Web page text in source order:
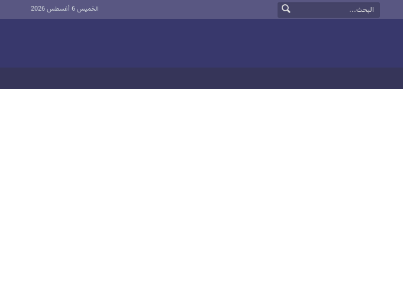
الخميس 6 أغسطس 2026